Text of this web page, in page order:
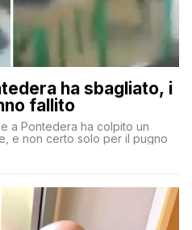
ha sbagliato, i
fallito
a Pontedera ha colpito un
e non certo solo per il pugno